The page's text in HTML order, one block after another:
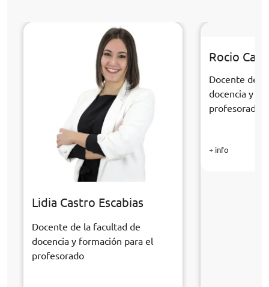
Lidia Castro Escabias
Docente de la facultad de
docencia y formación para el
profesorado
Rocio
Docente de
docencia y
profesorado
+ info